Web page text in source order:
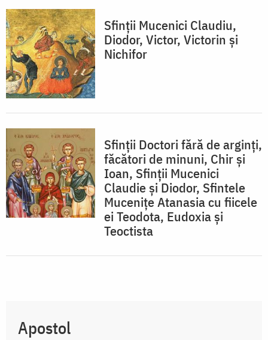
Sfinții Mucenici Claudiu,
Diodor, Victor, Victorin și
Nichifor
Sfinții Doctori fără de arginți,
făcători de minuni, Chir și
Ioan, Sfinții Mucenici
Claudie și Diodor, Sfintele
Mucenițe Atanasia cu fiicele
ei Teodota, Eudoxia și
Teoctista
Apostol